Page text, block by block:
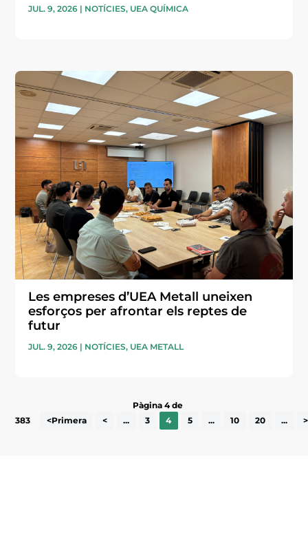
JUL. 9, 2026 | NOTÍCIES, UEA QUÍMICA
Les empreses d’UEA Metall uneixen
esforços per afrontar els reptes de
futur
JUL. 9, 2026 | NOTÍCIES, UEA METALL
Pàgina 4 de
383
<Primera < ... 3 4 5 ... 10 20 ... >